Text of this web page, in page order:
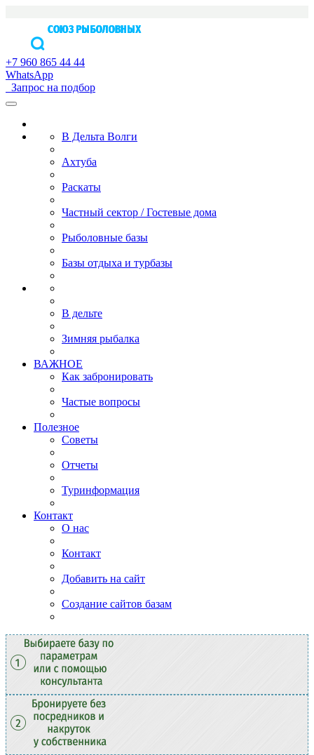
+7 960 865 44 44
WhatsApp
Запрос на подбор
В Дельта Волги
Ахтуба
Раскаты
Частный сектор / Гостевые дома
Рыболовные базы
Базы отдыха и турбазы
В дельте
Зимняя рыбалка
ВАЖНОЕ
Как забронировать
Частые вопросы
Полезное
Советы
Отчеты
Туринформация
Контакт
О нас
Контакт
Добавить на сайт
Создание сайтов базам